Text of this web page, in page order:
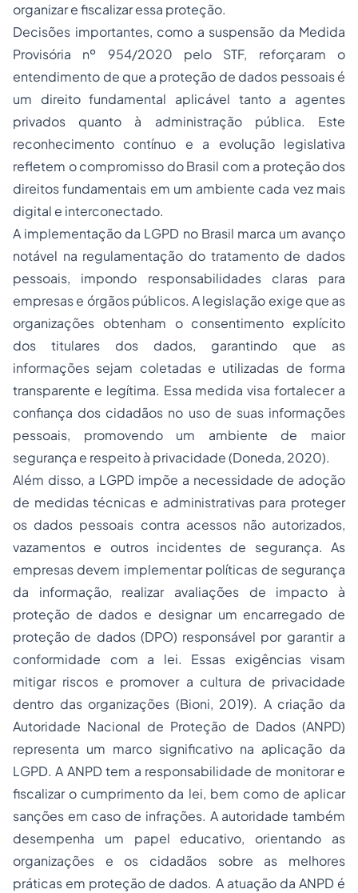
organizar e fiscalizar essa proteção.
Decisões importantes, como a suspensão da Medida
Provisória nº 954/2020 pelo STF, reforçaram o
entendimento de que a proteção de dados pessoais é
um direito fundamental aplicável tanto a agentes
privados quanto à administração pública. Este
reconhecimento contínuo e a evolução legislativa
refletem o compromisso do Brasil com a proteção dos
direitos fundamentais em um ambiente cada vez mais
digital e interconectado.
A implementação da LGPD no Brasil marca um avanço
notável na regulamentação do tratamento de dados
pessoais, impondo responsabilidades claras para
empresas e órgãos públicos. A legislação exige que as
organizações obtenham o consentimento explícito
dos titulares dos dados, garantindo que as
informações sejam coletadas e utilizadas de forma
transparente e legítima. Essa medida visa fortalecer a
confiança dos cidadãos no uso de suas informações
pessoais, promovendo um ambiente de maior
segurança e respeito à privacidade (Doneda, 2020).
Além disso, a LGPD impõe a necessidade de adoção
de medidas técnicas e administrativas para proteger
os dados pessoais contra acessos não autorizados,
vazamentos e outros incidentes de segurança. As
empresas devem implementar políticas de segurança
da informação, realizar avaliações de impacto à
proteção de dados e designar um encarregado de
proteção de dados (DPO) responsável por garantir a
conformidade com a lei. Essas exigências visam
mitigar riscos e promover a cultura de privacidade
dentro das organizações (Bioni, 2019). A criação da
Autoridade Nacional de Proteção de Dados (ANPD)
representa um marco significativo na aplicação da
LGPD. A ANPD tem a responsabilidade de monitorar e
fiscalizar o cumprimento da lei, bem como de aplicar
sanções em caso de infrações. A autoridade também
desempenha um papel educativo, orientando as
organizações e os cidadãos sobre as melhores
práticas em proteção de dados. A atuação da ANPD é